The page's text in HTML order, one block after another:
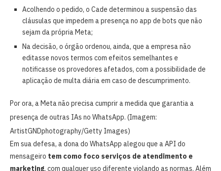
Acolhendo o pedido, o Cade determinou a suspensão das
cláusulas que impedem a presença no app de bots que não
sejam da própria Meta;
Na decisão, o órgão ordenou, ainda, que a empresa não
editasse novos termos com efeitos semelhantes e
notificasse os provedores afetados, com a possibilidade de
aplicação de multa diária em caso de descumprimento.
Por ora, a Meta não precisa cumprir a medida que garantia a
presença de outras IAs no WhatsApp. (Imagem:
ArtistGNDphotography/Getty Images)
Em sua defesa, a dona do WhatsApp alegou que a API do
mensageiro tem como foco serviços de atendimento e
marketing, com qualquer uso diferente violando as normas. Além